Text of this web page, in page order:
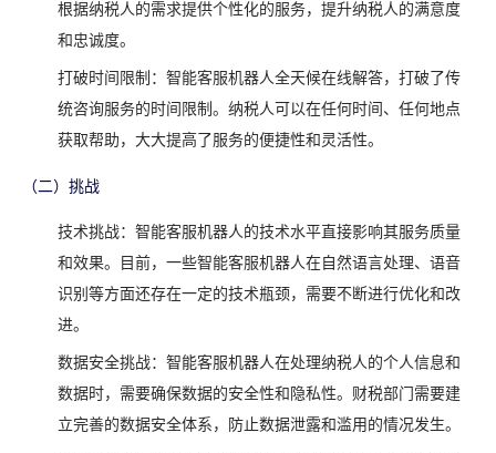
根据纳税人的需求提供个性化的服务，提升纳税人的满意度
和忠诚度。
打破时间限制：智能客服机器人全天候在线解答，打破了传
统咨询服务的时间限制。纳税人可以在任何时间、任何地点
获取帮助，大大提高了服务的便捷性和灵活性。
（二）挑战
技术挑战：智能客服机器人的技术水平直接影响其服务质量
和效果。目前，一些智能客服机器人在自然语言处理、语音
识别等方面还存在一定的技术瓶颈，需要不断进行优化和改
进。
数据安全挑战：智能客服机器人在处理纳税人的个人信息和
数据时，需要确保数据的安全性和隐私性。财税部门需要建
立完善的数据安全体系，防止数据泄露和滥用的情况发生。